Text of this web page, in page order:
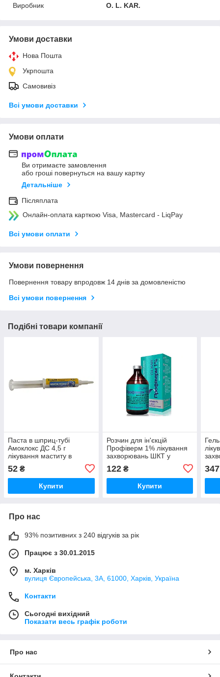
Виробник
O. L. KAR.
Умови доставки
Нова Пошта
Укрпошта
Самовивіз
Всі умови доставки
Умови оплати
Ви отримаєте замовлення
або гроші повернуться на вашу картку
Детальніше
Післяплата
Онлайн-оплата карткою Visa, Mastercard - LiqPay
Всі умови оплати
Умови повернення
Повернення товару впродовж 14 днів за домовленістю
Всі умови повернення
Подібні товари компанії
Паста в шприц-тубі
Амоклокс ДС 4,5 г
лікування маститу в
O.L.KAR
52 ₴
Купити
Розчин для ін'єкцій
Профіверм 1% лікування
захворювань ШКТ у
122₴
Купити
347
Про нас
93% позитивних з 240 відгуків за рік
Працює з 30.01.2015
м. Харків
вулиця Європейська, 3А, 61000, Харків, Україна
Контакти
Сьогодні вихідний
Показати весь графік роботи
Про нас